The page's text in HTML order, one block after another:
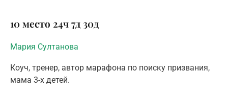
10 место 24ч7д 30д
Мария Султанова
Коуч, тренер, автор марафона по поиску призвания,
мама 3-х детей.